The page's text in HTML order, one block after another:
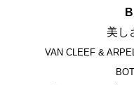
美し
VAN CLEEF &